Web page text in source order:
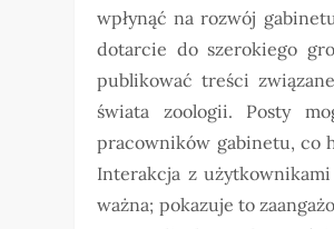
wpłynąć na rozwój
dotarcie do szerokiego
publikować treści
świata zoologii. Posty
pracowników gabinetu, co
Interakcja z
ważna; pokazuje to